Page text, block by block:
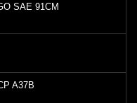
SAE 91CM
A37B